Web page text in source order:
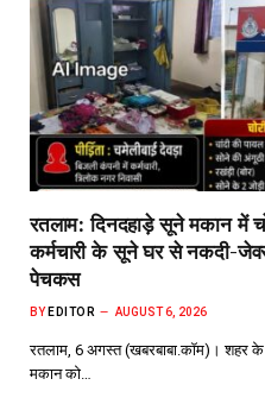
रतलाम: दिनदहाड़े सूने मकान में
कर्मचारी के सूने घर से नकदी-
पेचकस
BY EDITOR AUGUST 6, 2026
रतलाम, 6 अगस्त (खबरबाबा.कॉम)। शहर
मकान को…